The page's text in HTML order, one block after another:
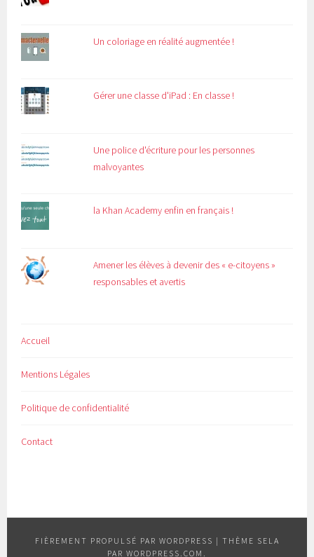
Un coloriage en réalité augmentée !
Gérer une classe d'iPad : En classe !
Une police d'écriture pour les personnes
malvoyantes
la Khan Academy enfin en français !
Amener les élèves à devenir des « e-citoyens »
responsables et avertis
Accueil
Mentions Légales
Politique de confidentialité
Contact
FIÈREMENT PROPULSÉ PAR WORDPRESS | THÈME SELA
PAR WORDPRESS.COM .